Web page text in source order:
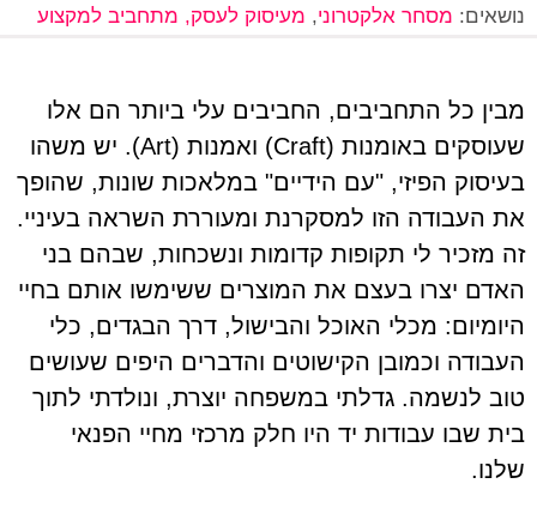
נושאים: מסחר אלקטרוני, מעיסוק לעסק, מתחביב למקצוע
מבין כל התחביבים, החביבים עלי ביותר הם אלו
שעוסקים באומנות (Craft) ואמנות (Art). יש משהו
בעיסוק הפיזי, "עם הידיים" במלאכות שונות, שהופך
את העבודה הזו למסקרנת ומעוררת השראה בעיניי.
זה מזכיר לי תקופות קדומות ונשכחות, שבהם בני
האדם יצרו בעצם את המוצרים ששימשו אותם בחיי
היומיום: מכלי האוכל והבישול, דרך הבגדים, כלי
העבודה וכמובן הקישוטים והדברים היפים שעושים
טוב לנשמה. גדלתי במשפחה יוצרת, ונולדתי לתוך
בית שבו עבודות יד היו חלק מרכזי מחיי הפנאי
שלנו.